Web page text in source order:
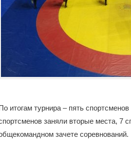
итогам турнира – пять
заняли вторые места, 7
зачете соревнований.